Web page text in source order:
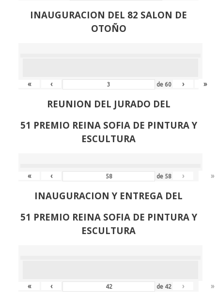
INAUGURACION DEL 82 SALON DE
OTOÑO
« ‹ de 60 › »
REUNION DEL JURADO DEL
51 PREMIO REINA SOFIA DE PINTURA Y
ESCULTURA
« ‹ de 58 › »
INAUGURACION Y ENTREGA DEL
51 PREMIO REINA SOFIA DE PINTURA Y
ESCULTURA
« ‹ de 42 › »